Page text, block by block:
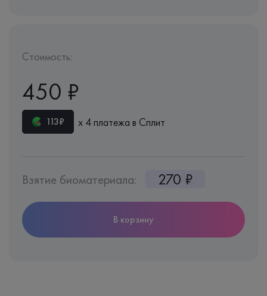
Стоимость:
450 ₽
113₽ х 4 платежа в Сплит
Взятие биоматериала: 270 ₽
В корзину